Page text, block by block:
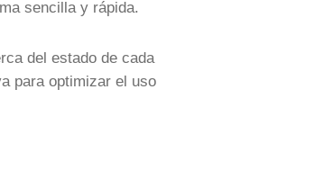
sencilla y rápida.
del estado de cada
para optimizar el uso